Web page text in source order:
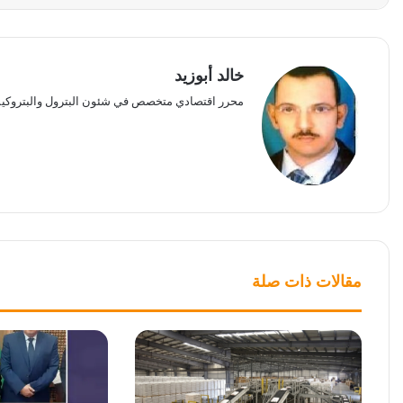
خالد أبوزيد
محرر اقتصادي متخصص في شئون البترول
مقالات ذات صلة